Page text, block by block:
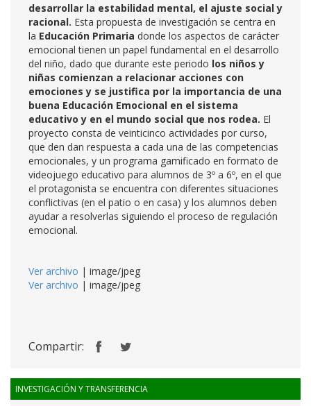
desarrollar la estabilidad mental, el ajuste social y
racional. Esta propuesta de investigación se centra en
la Educación Primaria donde los aspectos de carácter
emocional tienen un papel fundamental en el desarrollo
del niño, dado que durante este periodo los niños y
niñas comienzan a relacionar acciones con
emociones y se justifica por la importancia de una
buena Educación Emocional en el sistema
educativo y en el mundo social que nos rodea. El
proyecto consta de veinticinco actividades por curso,
que den dan respuesta a cada una de las competencias
emocionales, y un programa gamificado en formato de
videojuego educativo para alumnos de 3º a 6º, en el que
el protagonista se encuentra con diferentes situaciones
conflictivas (en el patio o en casa) y los alumnos deben
ayudar a resolverlas siguiendo el proceso de regulación
emocional.
Ver archivo | image/jpeg
Ver archivo | image/jpeg
Compartir:
INVESTIGACIÓN Y TRANSFERENCIA